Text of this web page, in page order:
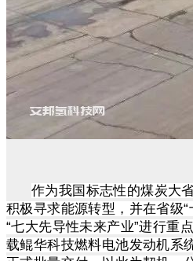
作为我国标志性的煤炭大
积极寻求能源转型，并在省级
“七大先导性未来产业”进行重
载鲲华科技燃料电池发动机系